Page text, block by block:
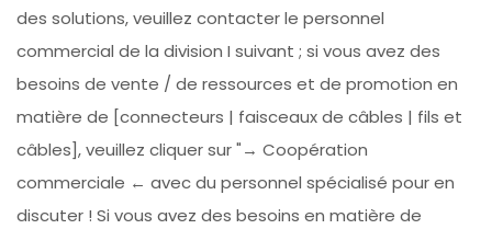
des solutions, veuillez contacter le personnel
commercial de la division I suivant ; si vous avez des
besoins de vente / de ressources et de promotion en
matière de [connecteurs | faisceaux de câbles | fils et
câbles], veuillez cliquer sur "→ Coopération
commerciale ← avec du personnel spécialisé pour en
discuter ! Si vous avez des besoins en matière de